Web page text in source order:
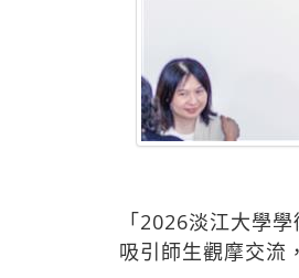
「2026淡江大學
吸引師生觀摩交流